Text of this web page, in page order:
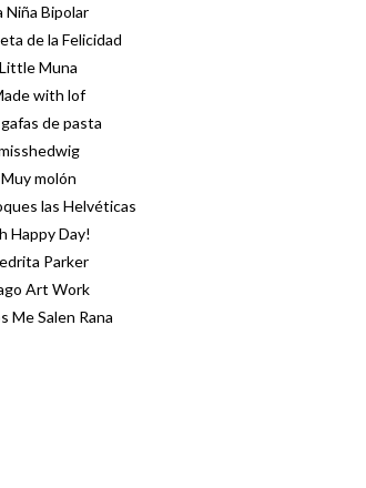
Niña Bipolar
de la Felicidad
Little Muna
with lof
de pasta
Muy molón
las Helvéticas
Happy Day!
Parker
Art Work
Me Salen Rana